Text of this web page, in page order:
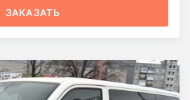
ЗАКАЗАТЬ